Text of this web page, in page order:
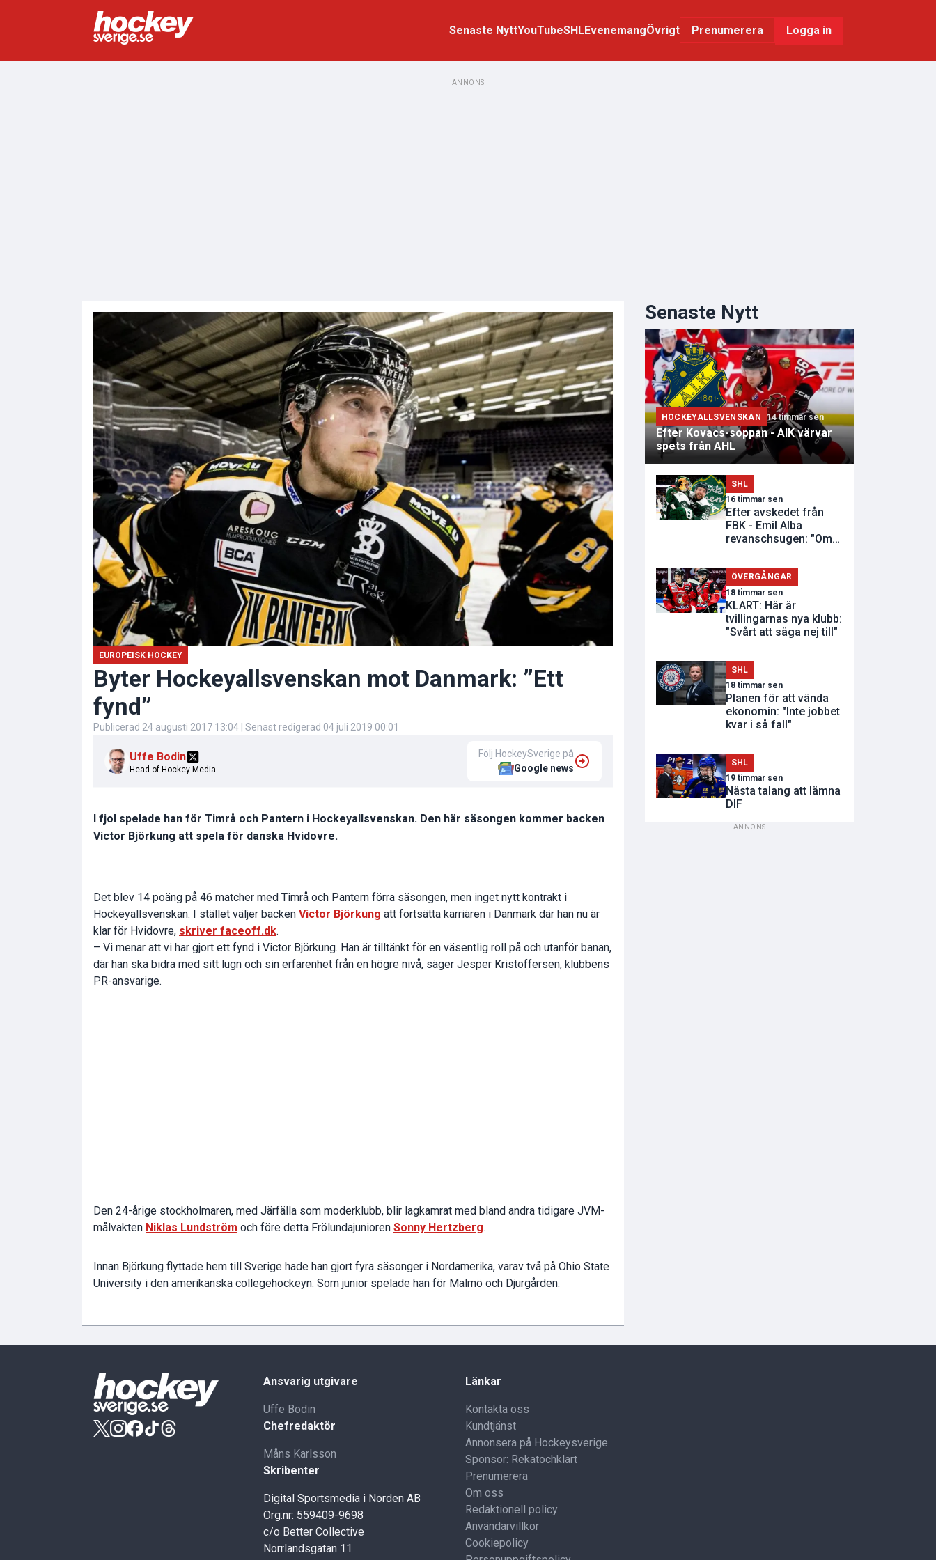
Senaste NyttYouTubeSHLEvenemangÖvrigt Prenumerera Logga in
ANNONS
EUROPEISK HOCKEY
Byter Hockeyallsvenskan mot Danmark: ”Ett
fynd”
Publicerad 24 augusti 2017 13:04 | Senast redigerad 04 juli 2019 00:01
Uffe Bodin
Head of Hockey Media
Följ HockeySverige på
Google news
I fjol spelade han för Timrå och Pantern i Hockeyallsvenskan. Den här säsongen kommer backen
Victor Björkung att spela för danska Hvidovre.
Det blev 14 poäng på 46 matcher med Timrå och Pantern förra säsongen, men inget nytt kontrakt i
Hockeyallsvenskan. I stället väljer backen Victor Björkung att fortsätta karriären i Danmark där han nu är
klar för Hvidovre, skriver faceoff.dk.
– Vi menar att vi har gjort ett fynd i Victor Björkung. Han är tilltänkt för en väsentlig roll på och utanför banan,
där han ska bidra med sitt lugn och sin erfarenhet från en högre nivå, säger Jesper Kristoffersen, klubbens
PR-ansvarige.
Den 24-årige stockholmaren, med Järfälla som moderklubb, blir lagkamrat med bland andra tidigare JVM-
målvakten Niklas Lundström och före detta Frölundajunioren Sonny Hertzberg.
Innan Björkung flyttade hem till Sverige hade han gjort fyra säsonger i Nordamerika, varav två på Ohio State
University i den amerikanska collegehockeyn. Som junior spelade han för Malmö och Djurgården.
Senaste Nytt
HOCKEYALLSVENSKAN 14 timmar sen
Efter Kovacs-soppan - AIK värvar
spets från AHL
SHL
16 timmar sen
Efter avskedet från
FBK - Emil Alba
revanschsugen: "Om
ÖVERGÅNGAR
18 timmar sen
KLART: Här är
tvillingarnas nya klubb:
"Svårt att säga nej till"
SHL
18 timmar sen
Planen för att vända
ekonomin: "Inte jobbet
kvar i så fall"
SHL
19 timmar sen
Nästa talang att lämna
DIF
ANNONS
Ansvarig utgivare
Uffe Bodin
Chefredaktör
Måns Karlsson
Skribenter
Digital Sportsmedia i Norden AB
Org.nr: 559409-9698
c/o Better Collective
Norrlandsgatan 11
Länkar
Kontakta oss
Kundtjänst
Annonsera på Hockeysverige
Sponsor: Rekatochklart
Prenumerera
Om oss
Redaktionell policy
Användarvillkor
Cookiepolicy